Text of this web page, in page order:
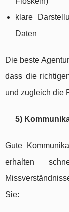
klare
Daten
Die beste
dass die
und zugleich die
5)
Gute
erhalten
Sie: